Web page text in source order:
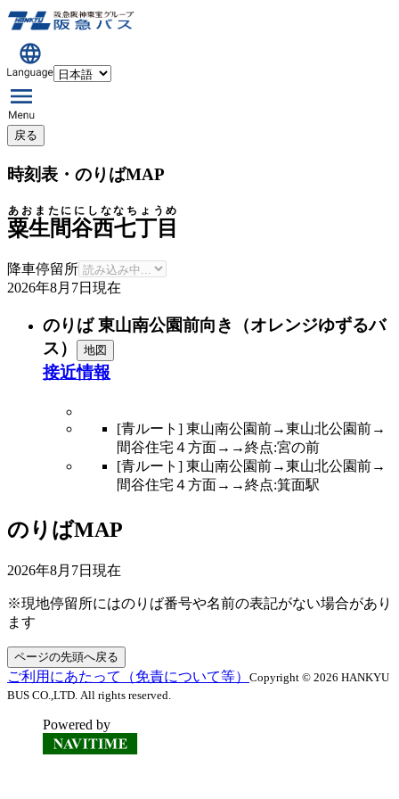
戻る
時刻表・のりばMAP
粟生間谷西七丁目
あおまたににしななちょうめ
降車停留所
2026年8月7日 現在
のりば 東山南公園前向き（オレンジゆずるバ
ス）
地図
接近情報
[青ルート] 東山南公園前→東山北公園前→
間谷住宅４方面→→終点:宮の前
[青ルート] 東山南公園前→東山北公園前→
間谷住宅４方面→→終点:箕面駅
のりばMAP
2026年8月7日 現在
※現地停留所にはのりば番号や名前の表記がない場合があり
ます
ページの先頭へ戻る
ご利用にあたって（免責について等） Copyright © 2026 HANKYU
BUS CO.,LTD. All rights reserved.
Powered by